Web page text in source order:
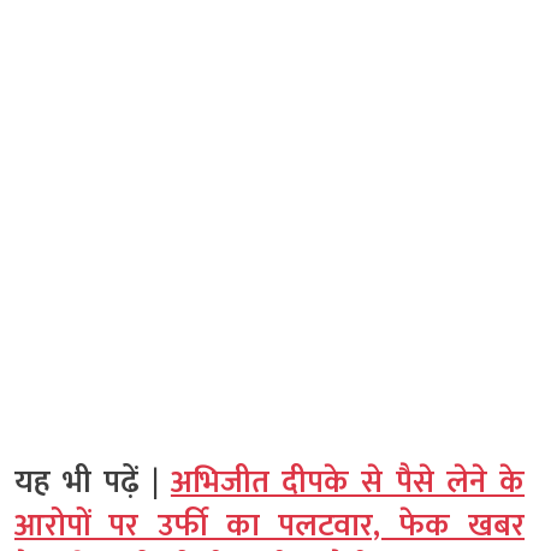
यह भी पढ़ें | अभिजीत दीपके से पैसे लेने के
आरोपों पर उर्फी का पलटवार, फेक खबर